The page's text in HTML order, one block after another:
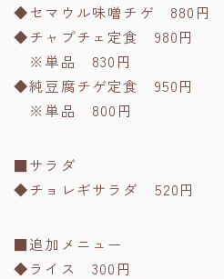
◆セマウル味噌チゲ 880円
◆チャプチェ定食 980円
※単品 830円
◆純豆腐チゲ定食 950円
※単品 800円
■サラダ
◆チョレギサラダ 520円
■追加メニュー
◆ライス 300円